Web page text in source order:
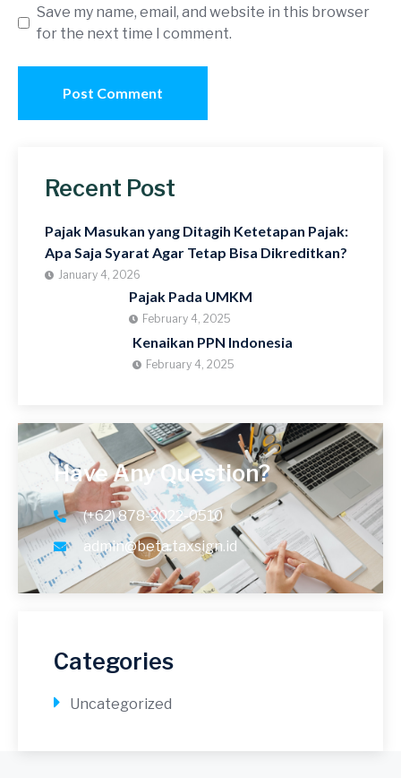
Save my name, email, and website in this browser
for the next time I comment.
Recent Post
Pajak Masukan yang Ditagih Ketetapan Pajak:
Apa Saja Syarat Agar Tetap Bisa Dikreditkan?
January 4, 2026
Pajak Pada UMKM
February 4, 2025
Kenaikan PPN Indonesia
February 4, 2025
Have Any Question?
(+62) 878-2022-0510
admin@beta.taxsign.id
Categories
Uncategorized